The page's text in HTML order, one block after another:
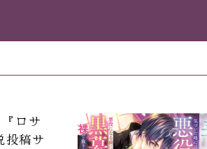
ロサ
投稿サ